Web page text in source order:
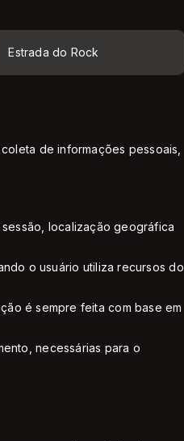
Estrada do Rock
de informações pessoais,
localização geográfica
o usuário utiliza recursos do
é sempre feita com base em
necessárias para o